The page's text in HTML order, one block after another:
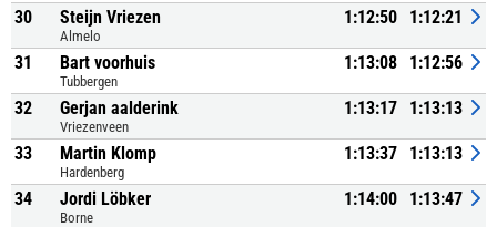
30 Steijn Vriezen
Almelo
1:12:50 1:12:21
31 Bart voorhuis
Tubbergen
1:13:08 1:12:56
32 Gerjan aalderink
Vriezenveen
1:13:17 1:13:13
33 Martin Klomp
Hardenberg
1:13:37 1:13:13
34 Jordi Löbker
Borne
1:14:00 1:13:47